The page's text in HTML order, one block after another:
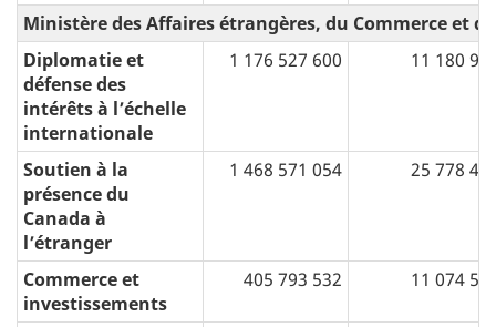
Ministère des Affaires étrangères, du Commerce et
Diplomatie et
défense des
intérêts à l’échelle
internationale
1 176 527 600 11 180
Soutien à la
présence du
Canada à
l’étranger
1 468 571 054 25 778
Commerce et
investissements
405 793 532 11 074